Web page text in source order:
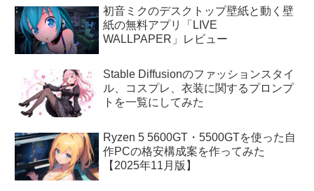
初音ミクのデスクトップ壁紙と動く壁
紙の無料アプリ「LIVE
WALLPAPER」レビュー
Stable Diffusionのファッションスタイ
ル、コスプレ、衣装に関するプロンプ
トを一覧にしてみた
Ryzen 5 5600GT・5500GTを使った自
作PCの格安構成案を作ってみた
【2025年11月版】